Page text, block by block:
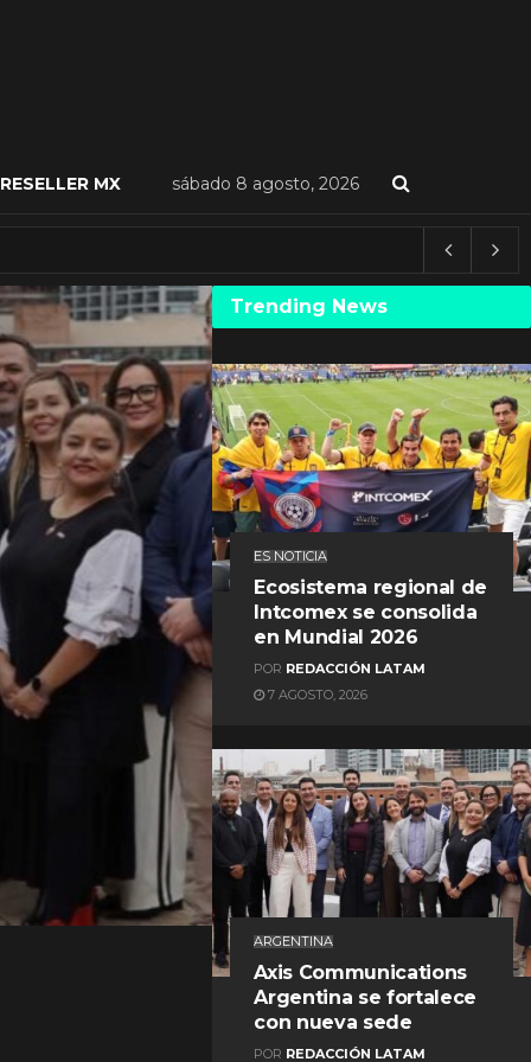
RESELLER MX sábado 8 agosto, 2026
Trending News
ES NOTICIA
Ecosistema regional de
Intcomex se consolida
en Mundial 2026
POR REDACCIÓN LATAM
7 AGOSTO, 2026
ARGENTINA
Axis Communications
Argentina se fortalece
con nueva sede
POR REDACCIÓN LATAM